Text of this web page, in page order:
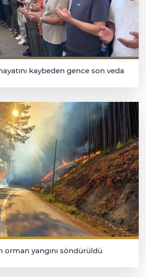
kaybeden gence son veda
orman yangını söndürüldü